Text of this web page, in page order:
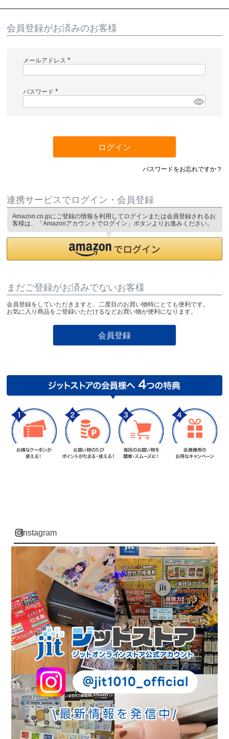
会員登録がお済みのお客様
メールアドレス
必
パスワード
必
ログイン
パスワードをお忘れですか？
連携サービスでログイン・会員登録
Amazon.co.jpにご登録の情報を利用してログインまたは会員登録されるお
客様は、「Amazonアカウントでログイン」ボタンよりお進みください。
まだご登録がお済みでないお客様
会員登録をしていただきますと、二度目のお買い物時にとても便利です。
お気に入り商品をご登録いただけるなどお買い物が便利になります。
会員登録
instagram